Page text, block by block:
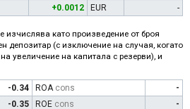
+0.0012 EUR -
изчислява като произведение от броя
депозитар (с изключение на случая, когато
увеличение на капитала с резерви), и
-0.34 ROA cons
-
-0.35 ROE cons
-